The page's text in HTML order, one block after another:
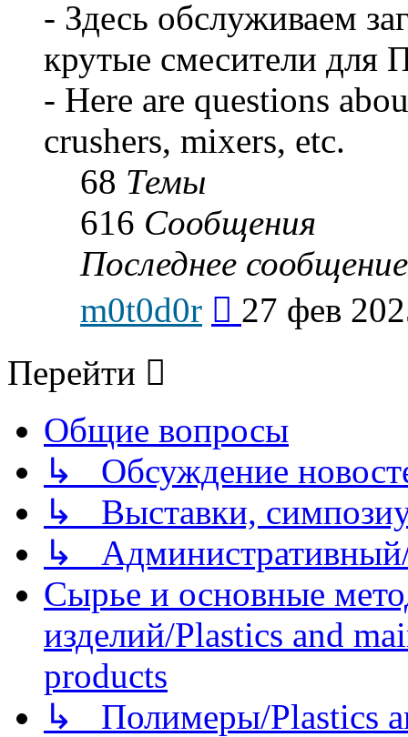
- Здесь обслуживаем
крутые смесители для
- Here are questions
crushers, mixers, etc.
68 Темы
616 Сообщения
Последнее сообщение
m0t0d0r
последнему
27 фев
Перейти
Общие вопросы
↳ Обсуждение
↳ Выставки,
↳
Сырье и основные
изделий/Plastics and
products
↳ Полимеры/Plastics